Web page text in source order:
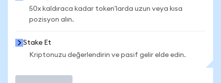
50x kaldıraca kadar token'larda uzun veya kısa
pozisyon alın.
Stake Et
Kriptonuzu değerlendirin ve pasif gelir elde edin.